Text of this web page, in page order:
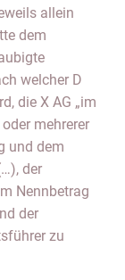
allein
dem
welcher D
die X AG „im
mehrerer
und dem
der
Nennbetrag
der
zu